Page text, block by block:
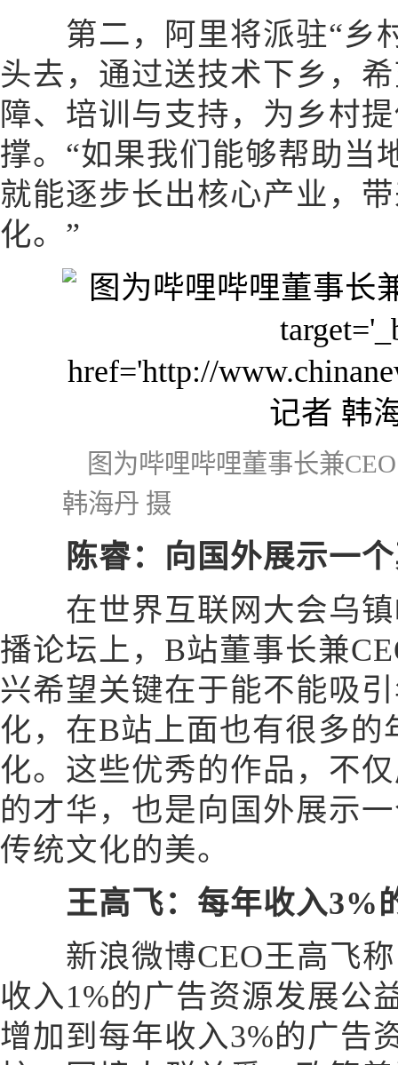
第二，阿里将派驻“乡
头去，通过送技术下乡，
障、培训与支持，为乡村
撑。“如果我们能够帮助当
就能逐步长出核心产业，
化。”
图为哔哩哔哩董事长兼
韩海丹 摄
陈睿：向国外展示一
在世界互联网大会乌镇
播论坛上，B站董事长兼
兴希望关键在于能不能吸
化，在B站上面也有很多的
化。这些优秀的作品，不
的才华，也是向国外展示
传统文化的美。
王高飞：每年收入3%
新浪微博CEO王高飞称
收入1%的广告资源发展公
增加到每年收入3%的广告